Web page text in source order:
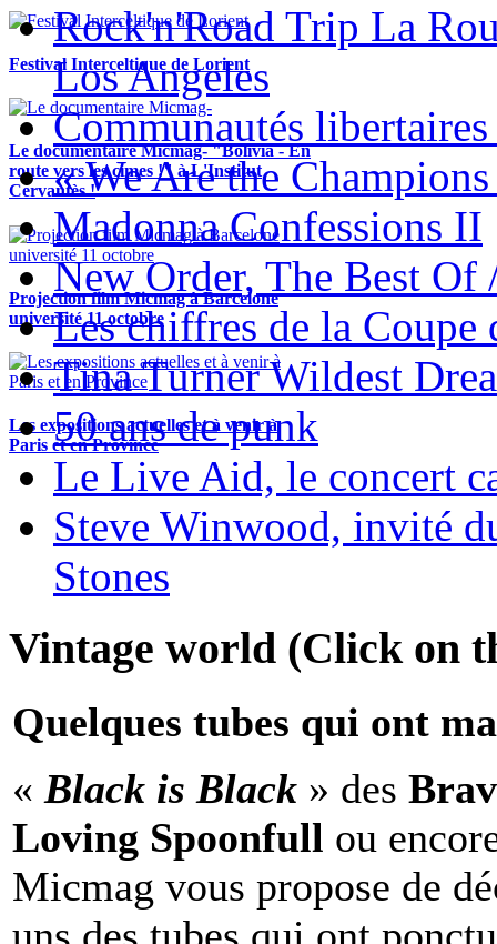
Festival Interceltique de Lorient
Le documentaire Micmag- "Bolivia - En
route vers les cimes !" à L'Institut
Cervantès !
Projection film Micmag à Barcelone
université 11 octobre
Les expositions actuelles et à venir à
Paris et en Province
Rock'n'Road Trip La
Los Angeles
Communautés libertaires
« We Are the
Madonna Confessions II
New Order, The Best Of
Les chiffres de la Coupe
Tina Turner Wildest
50 ans de punk
Le Live Aid, le concert
Steve Winwood, invité
Stones
Vintage world (Click on
Quelques tubes qui ont
« Black is Black » des
Loving Spoonfull ou
Micmag vous propose de